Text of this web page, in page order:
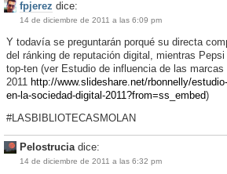
fpjerez dice:
14 de diciembre de 2011 a las 6:09 pm
Y todavía se preguntarán porqué su directa
del ránking de reputación digital, mientras
top-ten (ver Estudio de influencia de las marcas
2011 http://www.slideshare.net/rbonnelly/
en-la-sociedad-digital-2011?from=ss_embed)
#LASBIBLIOTECASMOLAN
Pelostrucia dice:
14 de diciembre de 2011 a las 6:32 pm